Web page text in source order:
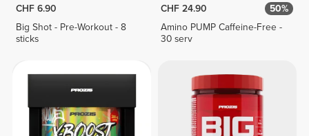
CHF 6.90
Big Shot - Pre-Workout - 8
sticks
CHF 24.90
50%
Amino PUMP Caffeine-Free -
30 serv